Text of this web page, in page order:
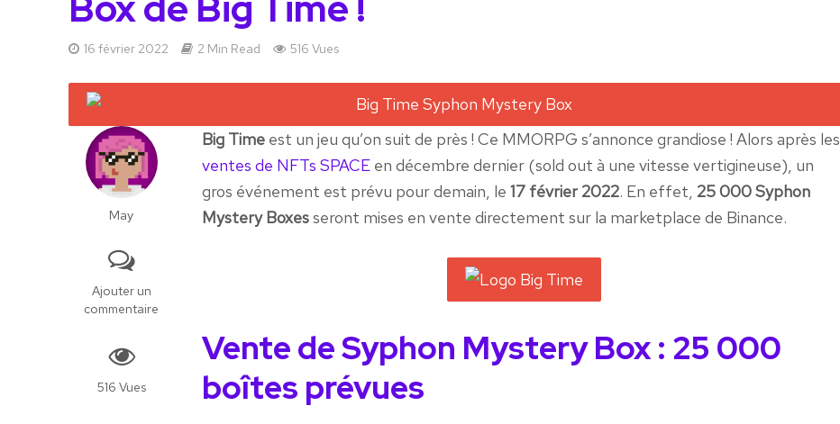
16 février 2022 2 Min Read 516 Vues
May
Ajouter un
commentaire
516 Vues
Big Time est un jeu qu’on suit de près ! Ce MMORPG s’annonce grandiose ! Alors après les
ventes de NFTs SPACE en décembre dernier (sold out à une vitesse vertigineuse), un
gros événement est prévu pour demain, le17 février 2022. En effet, 25 000 Syphon
Mystery Boxesseront mises en vente directement sur la marketplace de Binance.
Vente de Syphon Mystery Box : 25 000
boîtes prévues